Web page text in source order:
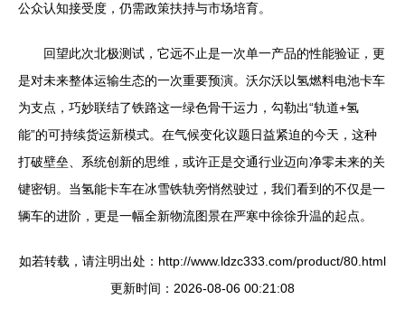
公众认知接受度，仍需政策扶持与市场培育。
回望此次北极测试，它远不止是一次单一产品的性能验证，更
是对未来整体运输生态的一次重要预演。沃尔沃以氢燃料电池卡车
为支点，巧妙联结了铁路这一绿色骨干运力，勾勒出“轨道+氢
能”的可持续货运新模式。在气候变化议题日益紧迫的今天，这种
打破壁垒、系统创新的思维，或许正是交通行业迈向净零未来的关
键密钥。当氢能卡车在冰雪铁轨旁悄然驶过，我们看到的不仅是一
辆车的进阶，更是一幅全新物流图景在严寒中徐徐升温的起点。
如若转载，请注明出处：http://www.ldzc333.com/product/80.html
更新时间：2026-08-06 00:21:08